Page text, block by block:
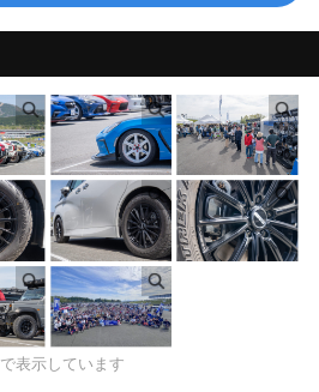
で表示しています